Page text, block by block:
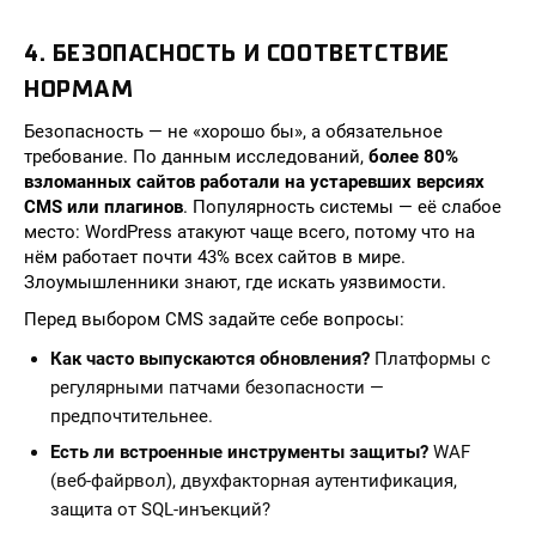
4. БЕЗОПАСНОСТЬ И СООТВЕТСТВИЕ
НОРМАМ
Безопасность — не «хорошо бы», а обязательное
требование. По данным исследований, более 80%
взломанных сайтов работали на устаревших версиях
CMS или плагинов. Популярность системы — её слабое
место: WordPress атакуют чаще всего, потому что на
нём работает почти 43% всех сайтов в мире.
Злоумышленники знают, где искать уязвимости.
Перед выбором CMS задайте себе вопросы:
Как часто выпускаются обновления? Платформы с
регулярными патчами безопасности —
предпочтительнее.
Есть ли встроенные инструменты защиты? WAF
(веб-файрвол), двухфакторная аутентификация,
защита от SQL-инъекций?